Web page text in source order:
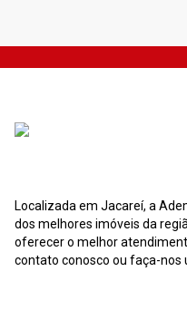
Localizada em Jacareí, a
dos melhores imóveis da
oferecer o melhor
contato conosco ou faça-nos